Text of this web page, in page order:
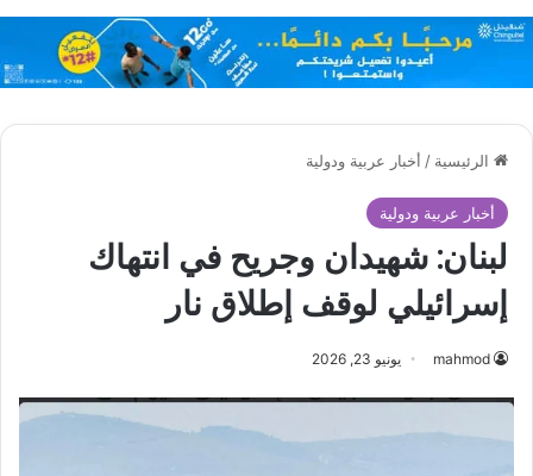
الرئيسية / أخبار عربية ودولية
أخبار عربية ودولية
لبنان: شهيدان وجريح في انتهاك
إسرائيلي لوقف إطلاق نار
mahmod يونيو 23, 2026